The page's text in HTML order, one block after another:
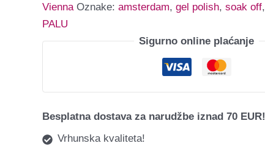
Vienna Oznake: amsterdam, gel polish, soak off,
PALU
Sigurno online plaćanje
Besplatna dostava za narudžbe iznad 70 EUR!
Vrhunska kvaliteta!